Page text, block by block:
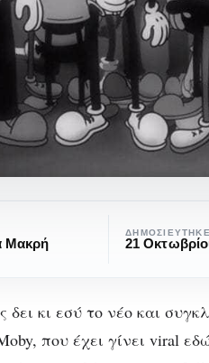
Μακρή
ΔΗΜΟΣΙΕΎΤΗΚΕ
δει κι εσύ το νέο και
που έχει γίνει viral